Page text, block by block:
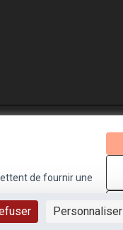
Personnaliser
de fournir une